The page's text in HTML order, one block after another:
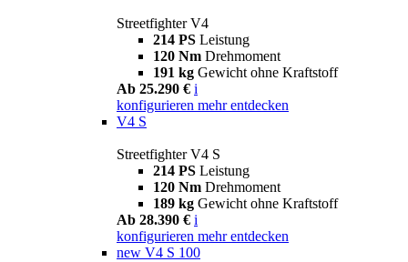
Streetfighter V4
214 PS Leistung
120 Nm Drehmoment
191 kg Gewicht ohne Kraftstoff
Ab 25.290 € i
konfigurieren mehr entdecken
V4 S
Streetfighter V4 S
214 PS Leistung
120 Nm Drehmoment
189 kg Gewicht ohne Kraftstoff
Ab 28.390 € i
konfigurieren mehr entdecken
new V4 S 100